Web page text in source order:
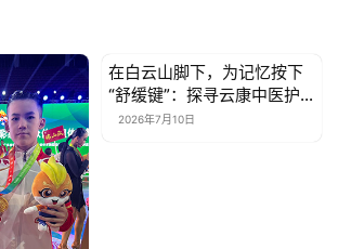
新闻资讯
在白云山脚下，为记忆按下
“舒缓键”：探寻云康中医护
理院的温情照护
2026年7月10日